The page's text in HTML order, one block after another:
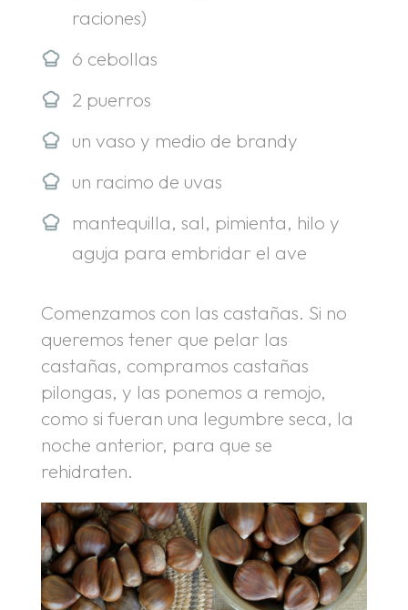
raciones)
6 cebollas
2 puerros
un vaso y medio de brandy
un racimo de uvas
mantequilla, sal, pimienta, hilo y
aguja para embridar el ave
Comenzamos con las castañas. Si no
queremos tener que pelar las
castañas, compramos castañas
pilongas, y las ponemos a remojo,
como si fueran una legumbre seca, la
noche anterior, para que se
rehidraten.